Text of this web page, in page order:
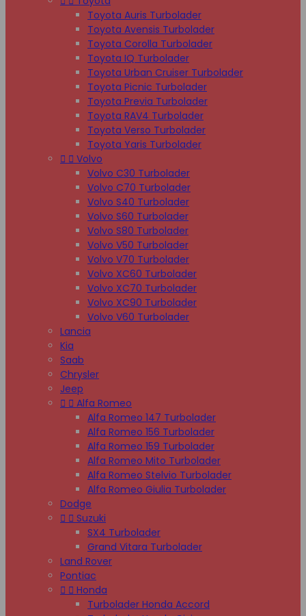
Toyota Auris Turbolader
Toyota Avensis Turbolader
Toyota Corolla Turbolader
Toyota IQ Turbolader
Toyota Urban Cruiser Turbolader
Toyota Picnic Turbolader
Toyota Previa Turbolader
Toyota RAV4 Turbolader
Toyota Verso Turbolader
Toyota Yaris Turbolader
  Volvo
Volvo C30 Turbolader
Volvo C70 Turbolader
Volvo S40 Turbolader
Volvo S60 Turbolader
Volvo S80 Turbolader
Volvo V50 Turbolader
Volvo V70 Turbolader
Volvo XC60 Turbolader
Volvo XC70 Turbolader
Volvo XC90 Turbolader
Volvo V60 Turbolader
Lancia
Kia
Saab
Chrysler
Jeep
  Alfa Romeo
Alfa Romeo 147 Turbolader
Alfa Romeo 156 Turbolader
Alfa Romeo 159 Turbolader
Alfa Romeo Mito Turbolader
Alfa Romeo Stelvio Turbolader
Alfa Romeo Giulia Turbolader
Dodge
  Suzuki
SX4 Turbolader
Grand Vitara Turbolader
Land Rover
Pontiac
  Honda
Turbolader Honda Accord